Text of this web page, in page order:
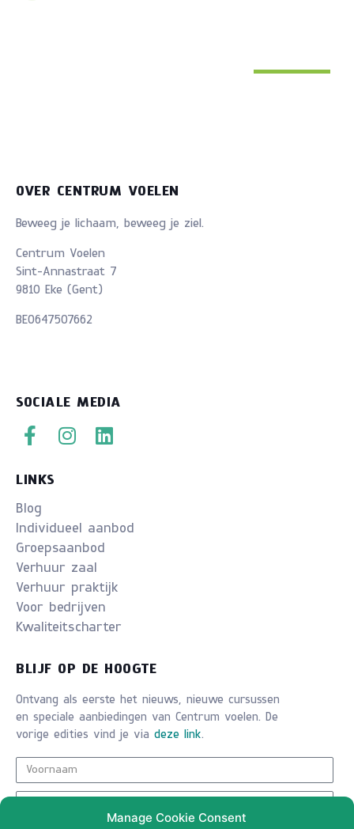
Manage Cookie Consent
OVER CENTRUM VOELEN
Beweeg je lichaam, beweeg je ziel.
Centrum Voelen
Sint-Annastraat 7
9810 Eke (Gent)
BE0647507662
SOCIALE MEDIA
LINKS
Blog
Individueel aanbod
Groepsaanbod
Verhuur zaal
Verhuur praktijk
Voor bedrijven
Kwaliteitscharter
BLIJF OP DE HOOGTE
Ontvang als eerste het nieuws, nieuwe cursussen
en speciale aanbiedingen van Centrum voelen. De
vorige edities vind je via deze link.